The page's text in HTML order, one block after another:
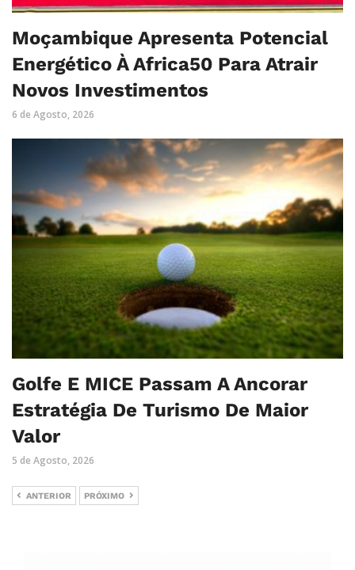
Moçambique Apresenta Potencial
Energético À Africa50 Para Atrair
Novos Investimentos
6 de Agosto, 2026
Golfe E MICE Passam A Ancorar
Estratégia De Turismo De Maior
Valor
5 de Agosto, 2026
ANTERIOR PRÓXIMO